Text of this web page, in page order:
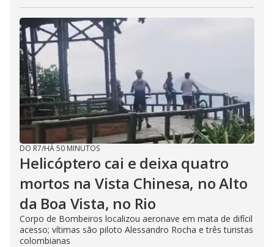
DO R7/HÁ 50 MINUTOS
Helicóptero cai e deixa quatro
mortos na Vista Chinesa, no Alto
da Boa Vista, no Rio
Corpo de Bombeiros localizou aeronave em mata de difícil
acesso; vítimas são piloto Alessandro Rocha e três turistas
colombianas